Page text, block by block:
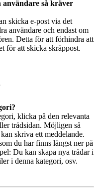
användare så kräver
skicka e-post via det
användare och endast om
Detta för att förhindra att
för att skicka skräppost.
klicka på den relevanta
trådsidan. Möjligen så
skriva ett meddelande.
du har finns längst ner på
Du kan skapa nya trådar i
i denna kategori, osv.